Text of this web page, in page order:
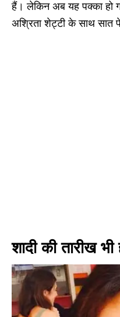
हैं। लेकिन अब यह पक्का हो
अश्रिता शेट्टी के साथ सात
शादी की तारीख